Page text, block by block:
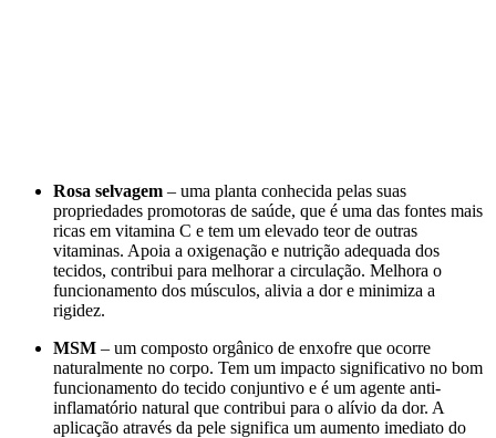
Rosa selvagem – uma planta conhecida pelas suas
propriedades promotoras de saúde, que é uma das fontes mais
ricas em vitamina C e tem um elevado teor de outras
vitaminas. Apoia a oxigenação e nutrição adequada dos
tecidos, contribui para melhorar a circulação. Melhora o
funcionamento dos músculos, alivia a dor e minimiza a
rigidez.
MSM – um composto orgânico de enxofre que ocorre
naturalmente no corpo. Tem um impacto significativo no bom
funcionamento do tecido conjuntivo e é um agente anti-
inflamatório natural que contribui para o alívio da dor. A
aplicação através da pele significa um aumento imediato do